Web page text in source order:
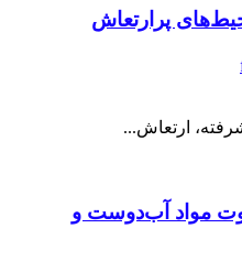
ارتعاش...
مواد آب‌دوست و